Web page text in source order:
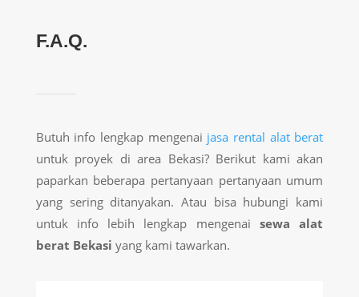
F.A.Q.
Butuh info lengkap mengenai jasa rental alat berat
untuk proyek di area Bekasi? Berikut kami akan
paparkan beberapa pertanyaan pertanyaan umum
yang sering ditanyakan. Atau bisa hubungi kami
untuk info lebih lengkap mengenai sewa alat
berat Bekasi yang kami tawarkan.